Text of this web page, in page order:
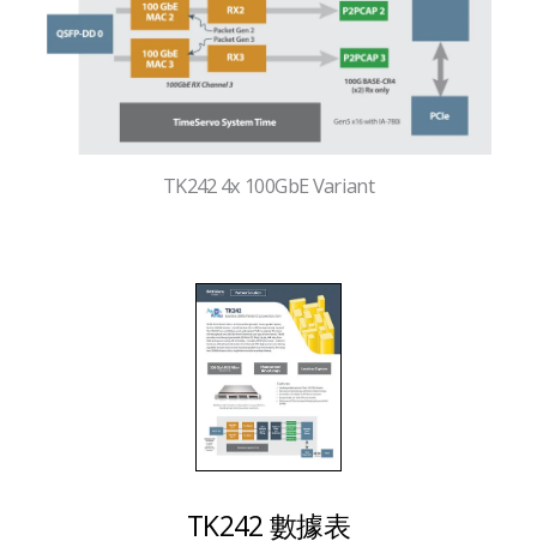
TK242 4x 100GbE Variant
TK242 數據表